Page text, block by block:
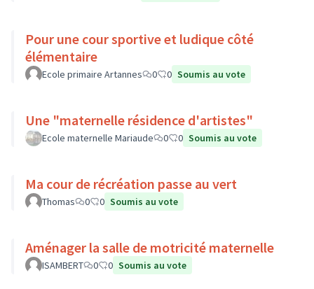
Pour une cour sportive et ludique côté
élémentaire
Ecole primaire Artannes 0 0 Soumis au vote
Une "maternelle résidence d'artistes"
Ecole maternelle Mariaude 0 0 Soumis au vote
Ma cour de récréation passe au vert
Thomas 0 0 Soumis au vote
Aménager la salle de motricité maternelle
ISAMBERT 0 0 Soumis au vote